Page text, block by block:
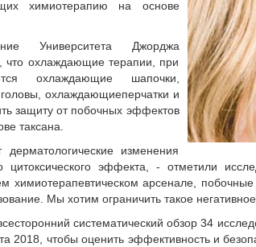
химиотерапию на основе
Университета Джорджа
что охлаждающие терапии, при
охлаждающие шапочки,
охлаждающиеперчатки и
защиту от побочных эффектов
таксана.
изменения
цитоксического эффекта, - отметили
химиотерапевтическом арсенале,
Мы хотим ограничить такое
систематический обзор 34
2018, чтобы оценить эффективность и